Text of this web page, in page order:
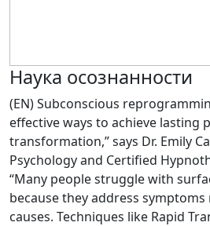
Наука осознанности
(EN) Subconscious
effective ways to achieve lasting
transformation,” says Dr. Emily
Psychology and Certified
“Many people struggle with
because they address
causes. Techniques like Rapid